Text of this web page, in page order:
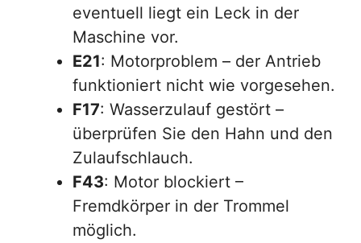
eventuell liegt ein Leck in der
Maschine vor.
E21: Motorproblem – der Antrieb
funktioniert nicht wie vorgesehen.
F17: Wasserzulauf gestört –
überprüfen Sie den Hahn und den
Zulaufschlauch.
F43: Motor blockiert –
Fremdkörper in der Trommel
möglich.